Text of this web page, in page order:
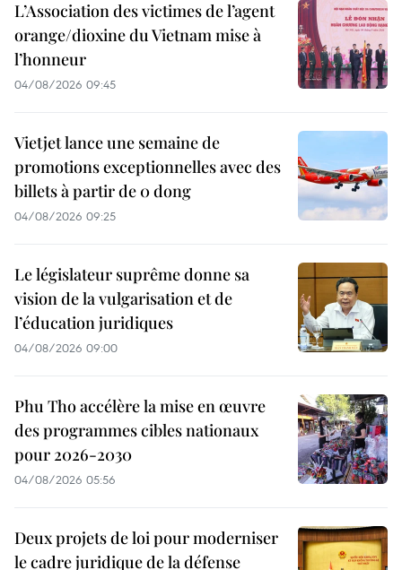
L’Association des victimes de l’agent
orange/dioxine du Vietnam mise à
l’honneur
04/08/2026 09:45
Vietjet lance une semaine de
promotions exceptionnelles avec des
billets à partir de 0 dong
04/08/2026 09:25
Le législateur suprême donne sa
vision de la vulgarisation et de
l’éducation juridiques
04/08/2026 09:00
Phu Tho accélère la mise en œuvre
des programmes cibles nationaux
pour 2026-2030
04/08/2026 05:56
Deux projets de loi pour moderniser
le cadre juridique de la défense